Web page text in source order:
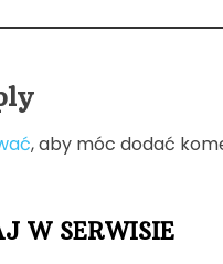
, aby móc dodać
W SERWISIE